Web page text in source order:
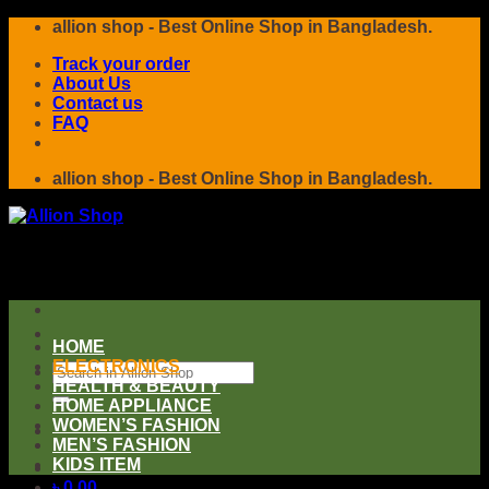
Skip
content
allion shop - Best Online Shop in Bangladesh.
Track your order
About Us
Contact us
FAQ
allion shop - Best Online Shop in Bangladesh.
Search
for:
HOME
ELECTRONICS
HEALTH & BEAUTY
HOME APPLIANCE
WOMEN’S FASHION
MEN’S FASHION
KIDS ITEM